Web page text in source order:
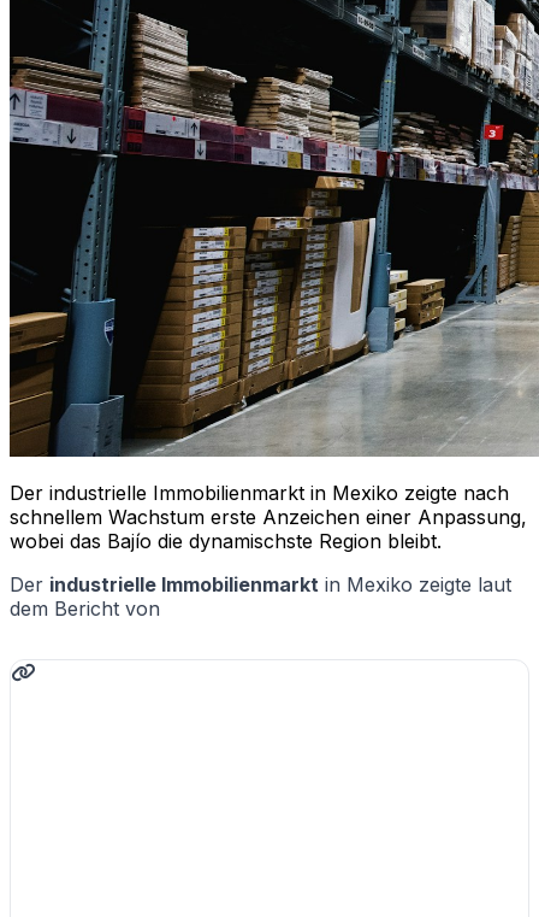
Der industrielle Immobilienmarkt in Mexiko zeigte nach
schnellem Wachstum erste Anzeichen einer Anpassung,
wobei das Bajío die dynamischste Region bleibt.
Der industrielle Immobilienmarkt in Mexiko zeigte laut
dem Bericht von